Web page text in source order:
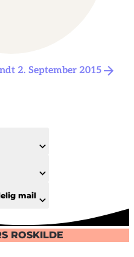
2. September 2015
mail
ROSKILDE